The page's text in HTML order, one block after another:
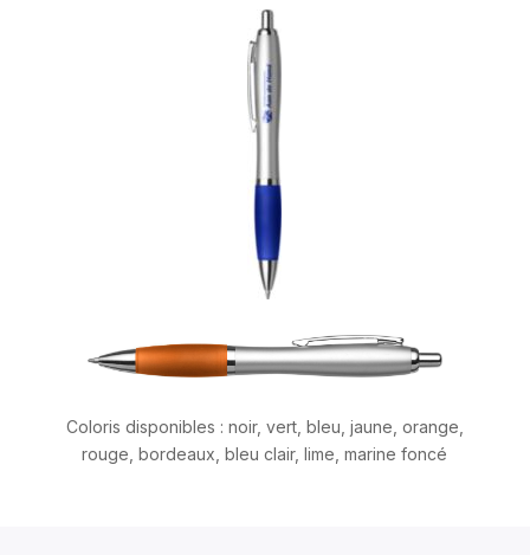
Coloris disponibles : noir, vert, bleu, jaune, orange,
rouge, bordeaux, bleu clair, lime, marine foncé